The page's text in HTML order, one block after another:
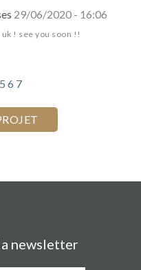
29/06/2020 - 16:06
! see you soon !!
5 6 7
newsletter